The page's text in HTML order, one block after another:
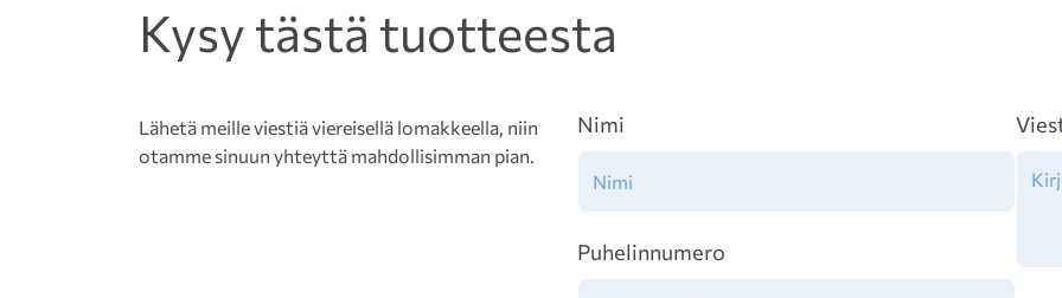
Kysy tästä tuotteesta
Lähetä meille viestiä viereisellä lomakkeella, niin
otamme sinuun yhteyttä mahdollisimman pian.
Nimi
Puhelinnumero